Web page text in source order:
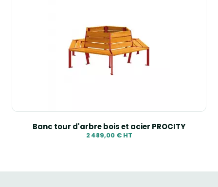
Banc tour d'arbre bois et acier PROCITY
2 489,00 € HT